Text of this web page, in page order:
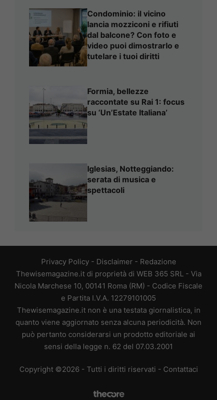
Condominio: il vicino
lancia mozziconi e rifiuti
dal balcone? Con foto e
video puoi dimostrarlo e
tutelare i tuoi diritti
Formia, bellezze
raccontate su Rai 1: focus
su ‘Un’Estate Italiana’
Iglesias, Notteggiando:
serata di musica e
spettacoli
Privacy Policy- Disclaimer - Redazione
Thewisemagazine.it di proprietà di WEB 365 SRL - Via
Nicola Marchese 10, 00141 Roma (RM) - Codice Fiscale
e Partita I.V.A. 12279101005
Thewisemagazine.it non è una testata giornalistica, in
quanto viene aggiornato senza alcuna periodicità. Non
può pertanto considerarsi un prodotto editoriale ai
sensi della legge n. 62 del 07.03.2001
Copyright ©2026 - Tutti i diritti riservati - Contattaci